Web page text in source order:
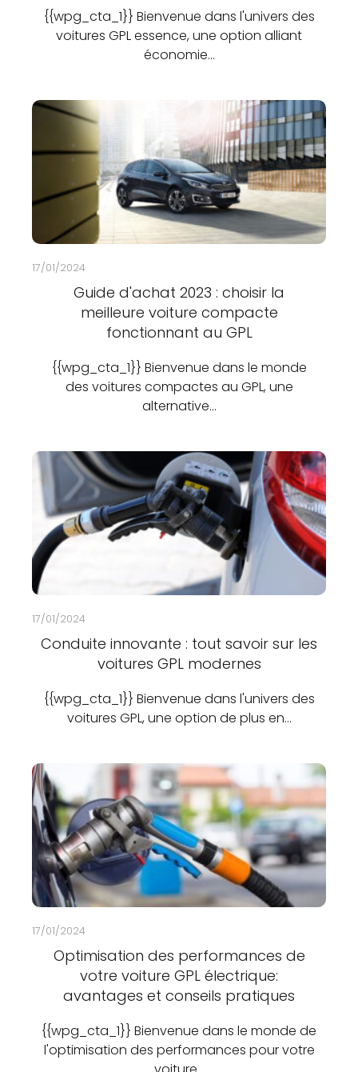
{{wpg_cta_1}} Bienvenue dans l'univers des
voitures GPL essence, une option alliant
économie…
17/01/2024
Guide d'achat 2023 : choisir la
meilleure voiture compacte
fonctionnant au GPL
{{wpg_cta_1}} Bienvenue dans le monde
des voitures compactes au GPL, une
alternative…
17/01/2024
Conduite innovante : tout savoir sur les
voitures GPL modernes
{{wpg_cta_1}} Bienvenue dans l'univers des
voitures GPL, une option de plus en…
17/01/2024
Optimisation des performances de
votre voiture GPL électrique:
avantages et conseils pratiques
{{wpg_cta_1}} Bienvenue dans le monde de
l'optimisation des performances pour votre